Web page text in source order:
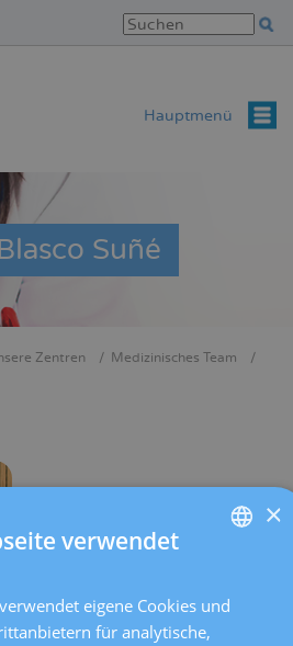
Hauptmenü
Suñé
Zentren
Medizinisches Team
CATALÀ
×
verwendet
eigene Cookies und
für analytische,